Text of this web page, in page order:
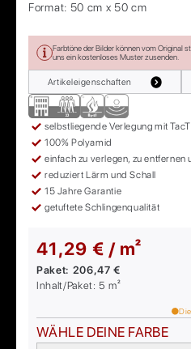
Format: 50 cm x 50 cm
Farbtöne der Bilder können vom Original
uns ein kostenloses Muster zusenden.
Artikeleigenschaften
selbstliegende Verlegung mit
100% Polyamid
einfach zu verlegen, zu entfernen
reduziert Lärm und Schall
15 Jahre Garantie
getuftete Schlingenqualität
41,29 € / m²
Paket: 206,47 €
Inhalt/Paket: 5 m²
WÄHLE DEINE FARBE